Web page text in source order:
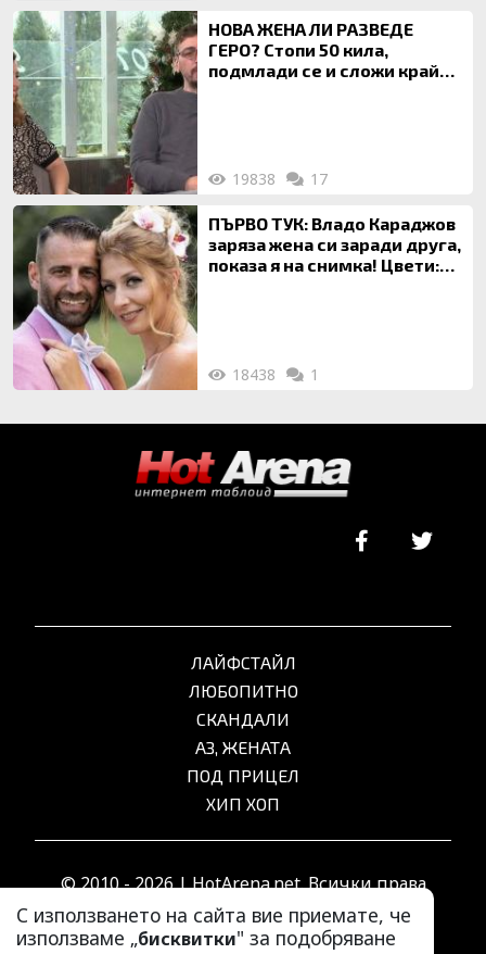
НОВА ЖЕНА ЛИ РАЗВЕДЕ
ГЕРО? Стопи 50 кила,
подмлади се и сложи край
19838 17
ПЪРВО ТУК: Владо Караджов
заряза жена си заради друга,
показа я на снимка! Цвети:
18438 1
С използването на сайта вие приемате, че
използваме „бисквитки" за подобряване
ЛАЙФСТАЙЛ
ЛЮБОПИТНО
СКАНДАЛИ
АЗ, ЖЕНАТА
ПОД ПРИЦЕЛ
ХИП ХОП
© 2010 - 2026 | HotArena.net. Всички права
запазени.